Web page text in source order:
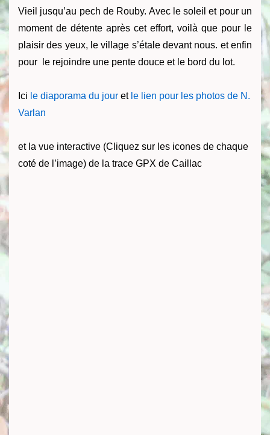
Vieil jusqu’au pech de Rouby. Avec le soleil et pour un
moment de détente après cet effort, voilà que pour le
plaisir des yeux, le village s’étale devant nous. et enfin
pour le rejoindre une pente douce et le bord du lot.
Ici le diaporama du jour et le lien pour les photos de N.
Varlan
et la vue interactive (Cliquez sur les icones de chaque
coté de l’image) de la trace GPX de Caillac